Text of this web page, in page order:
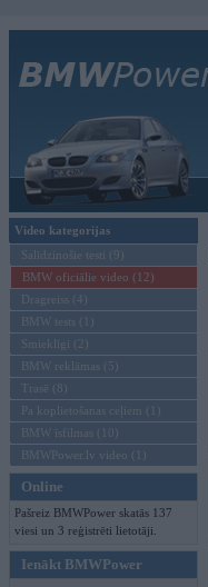
Video kategorijas
Salīdzinošie testi (9)
BMW oficiālie video (12)
Dragreiss (4)
BMW tests (1)
Smieklīgi (2)
BMW reklāmas (5)
Trasē (8)
Pa koplietošanas ceļiem (1)
BMW īsfilmas (10)
BMWPower.lv video (1)
Online
Pašreiz BMWPower skatās 137
viesi un 3 reģistrēti lietotāji.
Ienākt BMWPower